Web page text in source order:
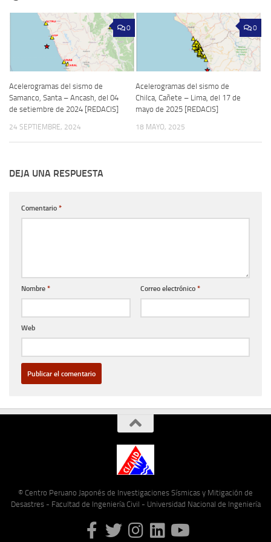
0
Acelerogramas del sismo de
Samanco, Santa – Ancash, del 04
de setiembre de 2024 [REDACIS]
24 SEPTIEMBRE, 2024
0
Acelerogramas del sismo de
Chilca, Cañete – Lima, del 17 de
mayo de 2025 [REDACIS]
18 MAYO, 2025
DEJA UNA RESPUESTA
Comentario *
Nombre * Correo electrónico *
Web
© Centro Peruano Japonés de Investigaciones Sísmicas y Mitigación de
Desastres - Facultad de Ingeniería Civil - Universidad Nacional de Ingeniería